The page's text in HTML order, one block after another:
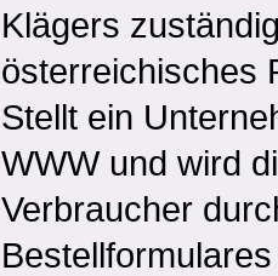
Klägers
österreichisches
Stellt ein
WWW und wird
Verbraucher